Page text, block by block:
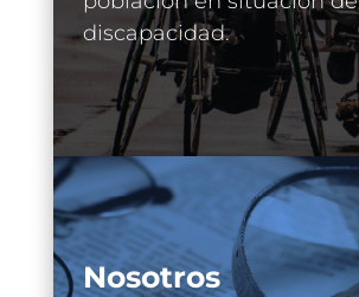
discapacidad.
Nosotros